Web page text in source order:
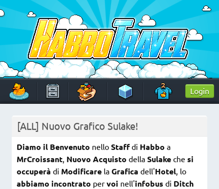
to
content
HabboTravel
Un viaggio di pixel!
Login
[ALL] Nuovo Grafico Sulake!
Diamo il Benvenuto nello Staffdi Habbo a
MrCroissant, Nuovo Acquisto della Sulake che si
occuperà di Modificare la Grafica dell'Hotel, lo
abbiamo incontrato per voi nell'infobus di Ditch